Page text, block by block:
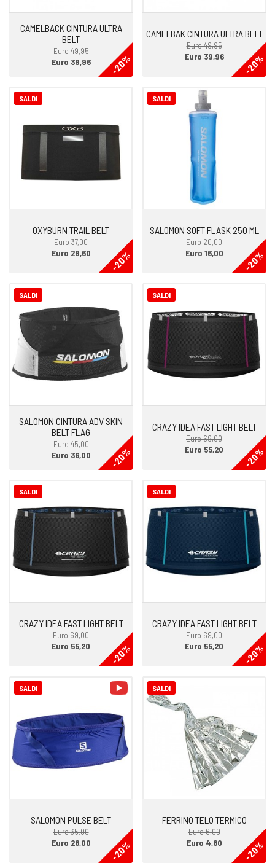
CAMELBACK CINTURA ULTRA
BELT
Euro 49,95
-20%
Euro 39,96
CAMELBAK CINTURA ULTRA BELT
Euro 49,95
-20%
Euro 39,96
SALDI
OXYBURN TRAIL BELT
Euro 37,00
-20%
Euro 29,60
SALDI
SALOMON SOFT FLASK 250 ML
Euro 20,00
-20%
Euro 16,00
SALDI
SALOMON CINTURA ADV SKIN
BELT FLAG
Euro 45,00
-20%
Euro 36,00
SALDI
CRAZY IDEA FAST LIGHT BELT
Euro 69,00
-20%
Euro 55,20
SALDI
CRAZY IDEA FAST LIGHT BELT
Euro 69,00
-20%
Euro 55,20
SALDI
CRAZY IDEA FAST LIGHT BELT
Euro 69,00
-20%
Euro 55,20
SALDI
SALOMON PULSE BELT
Euro 35,00
-20%
Euro 28,00
SALDI
FERRINO TELO TERMICO
Euro 6,00
-20%
Euro 4,80